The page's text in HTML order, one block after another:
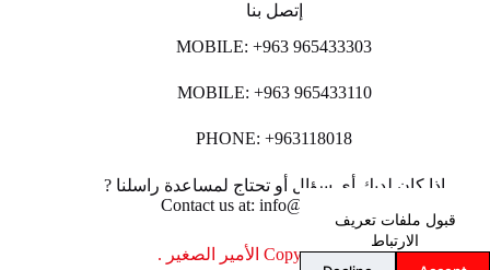
قبول ملفات تعريف
الارتباط
إتصل بنا
MOBILE: +963 965433303
MOBILE: +963 965433110
PHONE: +963118018
اذا كان لديك أي سؤال أو تحتاج لمساعدة راسلنا ?
Contact us at: info@lpco-llc.com
Copyright © 2026 الأمير الصغير .